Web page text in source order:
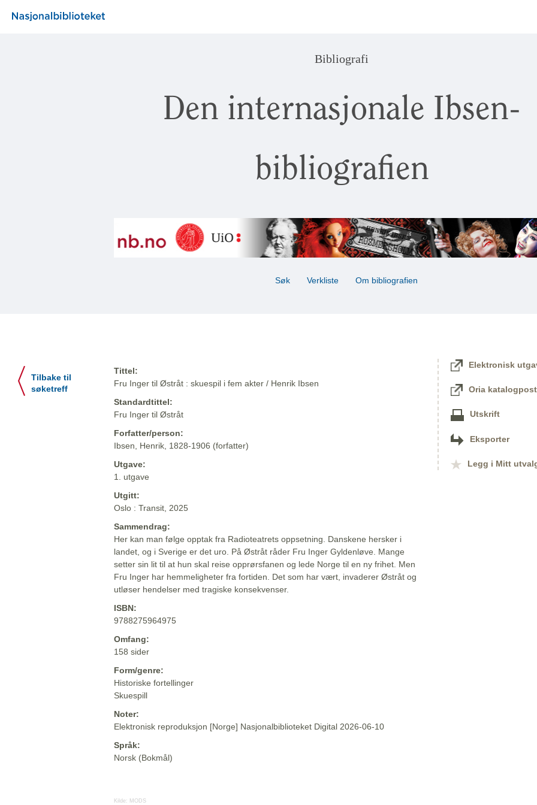
Bibliografi
Den internasjonale Ibsen-
bibliografien
Søk Verkliste Om bibliografien
Tilbake til
søketreff
Tittel:
Fru Inger til Østråt : skuespil i fem akter / Henrik Ibsen
Standardtittel:
Fru Inger til Østråt
Forfatter/person:
Ibsen, Henrik, 1828-1906 (forfatter)
Utgave:
1. utgave
Utgitt:
Oslo : Transit, 2025
Sammendrag:
Her kan man følge opptak fra Radioteatrets oppsetning. Danskene hersker i
landet, og i Sverige er det uro. På Østråt råder Fru Inger Gyldenløve. Mange
setter sin lit til at hun skal reise opprørsfanen og lede Norge til en ny frihet. Men
Fru Inger har hemmeligheter fra fortiden. Det som har vært, invaderer Østråt og
utløser hendelser med tragiske konsekvenser.
ISBN:
9788275964975
Omfang:
158 sider
Form/genre:
Historiske fortellinger
Skuespill
Noter:
Elektronisk reproduksjon [Norge] Nasjonalbiblioteket Digital 2026-06-10
Språk:
Norsk (Bokmål)
Kilde: MODS
Elektronisk
Oria katalogpost
Utskrift
Eksporter
Legg i Mitt